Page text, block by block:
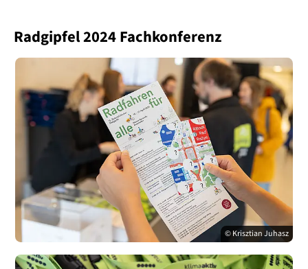
Radgipfel 2024 Fachkonferenz
© Krisztian Juhasz